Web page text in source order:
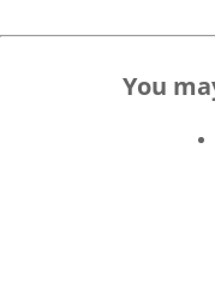
You